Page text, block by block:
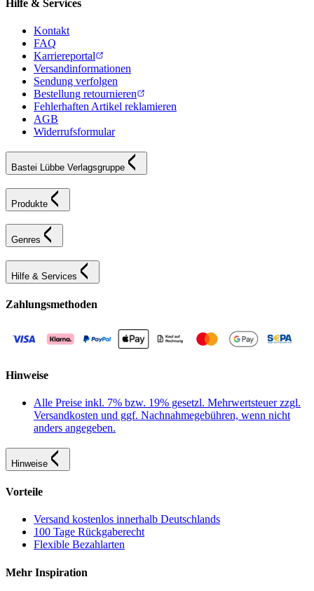
Hilfe & Services
Kontakt
FAQ
Karriereportal
Versandinformationen
Sendung verfolgen
Bestellung retournieren
Fehlerhaften Artikel reklamieren
AGB
Widerrufsformular
Bastei Lübbe Verlagsgruppe
Produkte
Genres
Hilfe & Services
Zahlungsmethoden
Hinweise
Alle Preise inkl. 7% bzw. 19% gesetzl. Mehrwertsteuer zzgl.
Versandkosten und ggf. Nachnahmegebühren, wenn nicht
anders angegeben.
Hinweise
Vorteile
Versand kostenlos innerhalb Deutschlands
100 Tage Rückgaberecht
Flexible Bezahlarten
Mehr Inspiration